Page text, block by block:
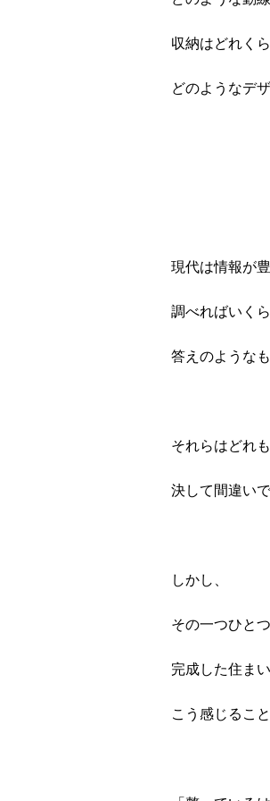
収納はどれく
どのようなデ
現代は情報が
調べればいく
答えのような
それらはどれ
決して間違い
しかし、
その一つひと
完成した住まい
こう感じるこ